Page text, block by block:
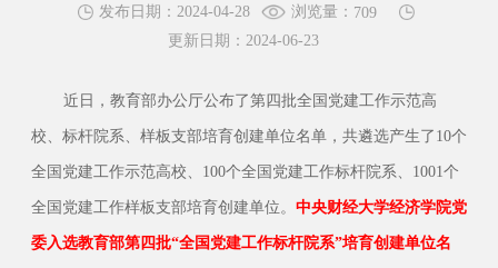
发布日期：2024-04-28 浏览量： 709
更新日期：2024-06-23
近日，教育部办公厅公布了第四批全国党建工作示范高
校、标杆院系、样板支部培育创建单位名单，共遴选产生了10个
全国党建工作示范高校、100个全国党建工作标杆院系、1001个
全国党建工作样板支部培育创建单位。 中央财经大学经济学院党
委入选教育部第四批“全国党建工作标杆院系”培育创建单位名